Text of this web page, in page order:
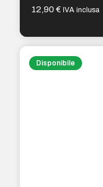
12,90€ IVA inclusa
Disponibile